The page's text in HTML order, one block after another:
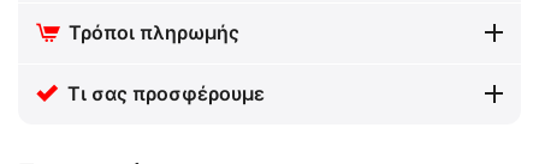
Τρόποι πληρωμής
Τι σας προσφέρουμε